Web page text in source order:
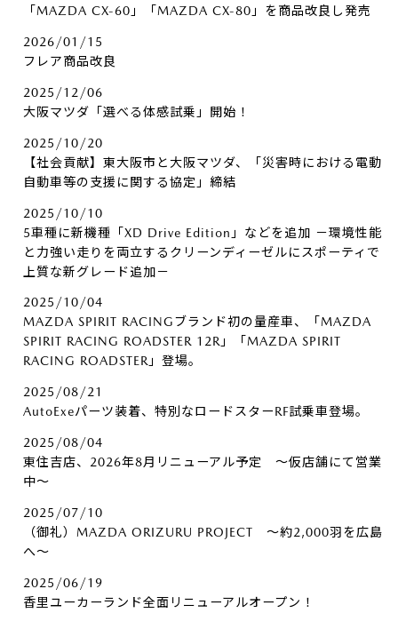
「MAZDA CX-60」「MAZDA CX-80」を商品改良し発売
2026/01/15
フレア商品改良
2025/12/06
大阪マツダ「選べる体感試乗」開始！
2025/10/20
【社会貢献】東大阪市と大阪マツダ、「災害時における電動
自動車等の支援に関する協定」締結
2025/10/10
5車種に新機種「XD Drive Edition」などを追加 －環境性能
と力強い走りを両立するクリーンディーゼルにスポーティで
上質な新グレード追加－
2025/10/04
MAZDA SPIRIT RACINGブランド初の量産車、「MAZDA
SPIRIT RACING ROADSTER 12R」「MAZDA SPIRIT
RACING ROADSTER」登場。
2025/08/21
AutoExeパーツ装着、特別なロードスターRF試乗車登場。
2025/08/04
東住吉店、2026年8月リニューアル予定 ～仮店舗にて営業
中～
2025/07/10
（御礼）MAZDA ORIZURU PROJECT ～約2,000羽を広島
へ～
2025/06/19
香里ユーカーランド全面リニューアルオープン！